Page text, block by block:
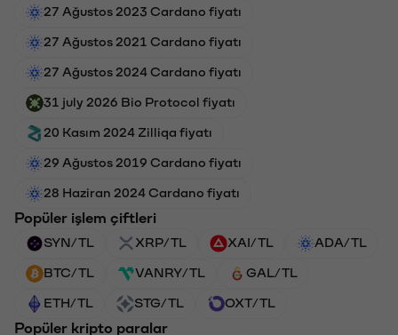
27 Ağustos 2023 Cardano fiyatı
27 Ağustos 2021 Cardano fiyatı
27 Ağustos 2024 Cardano fiyatı
31 july 2026 Bio Protocol fiyatı
20 Kasım 2024 Zilliqa fiyatı
29 Ağustos 2019 Cardano fiyatı
28 Haziran 2024 Cardano fiyatı
Popüler işlem çiftleri
SYN/TL XRP/TL XAI/TL ADA/TL
BTC/TL VANRY/TL GAL/TL
ETH/TL STG/TL OXT/TL
Popüler kripto paralar